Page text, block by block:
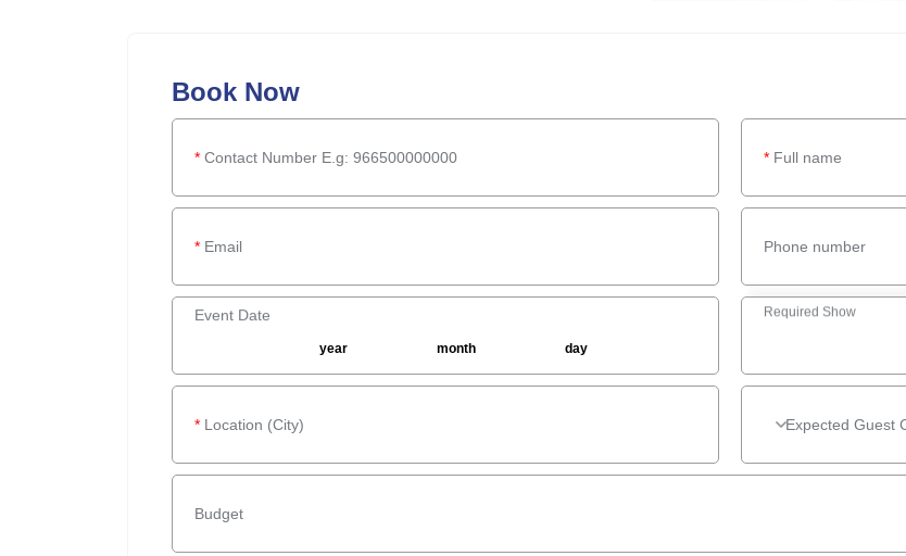
Book Now
Full name
*
Contact Number E.g: 966500000000
*
Phone number
Email
*
Required Show
Event Date
day
month
year
Expected Guest
Expected Guest
Location (City)
*
Budget